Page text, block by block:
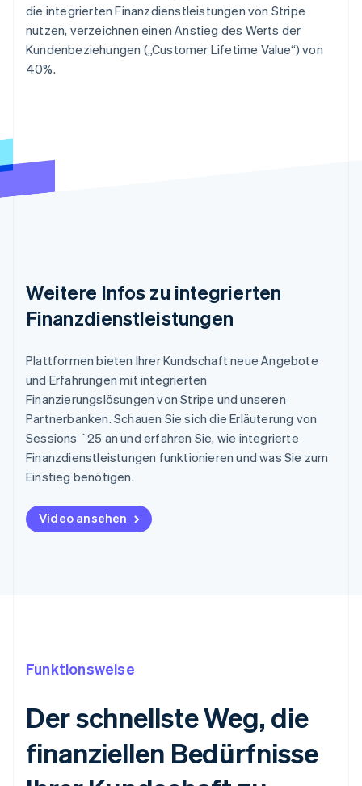
die integrierten Finanzdienstleistungen von Stripe
nutzen, verzeichnen einen Anstieg des Werts der
Kundenbeziehungen („Customer Lifetime Value“) von
40%.
Weitere Infos zu integrierten
Finanzdienstleistungen
Plattformen bieten Ihrer Kundschaft neue Angebote
und Erfahrungen mit integrierten
Finanzierungslösungen von Stripe und unseren
Partnerbanken. Schauen Sie sich die Erläuterung von
Sessions ´25 an und erfahren Sie, wie integrierte
Finanzdienstleistungen funktionieren und was Sie zum
Einstieg benötigen.
Video ansehen
Funktionsweise
Der schnellste Weg, die
finanziellen Bedürfnisse